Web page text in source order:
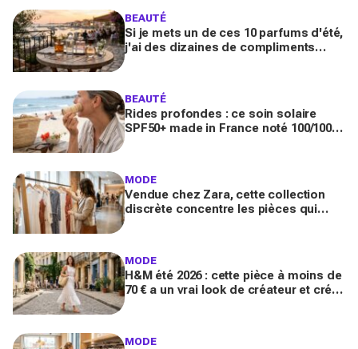
BEAUTÉ
Si je mets un de ces 10 parfums d'été,
j'ai des dizaines de compliments
BEAUTÉ
Rides profondes : ce soin solaire
SPF50+ made in France noté 100/100
MODE
Vendue chez Zara, cette collection
discrète concentre les pièces qui
MODE
H&M été 2026 : cette pièce à moins de
70 € a un vrai look de créateur et crée
MODE